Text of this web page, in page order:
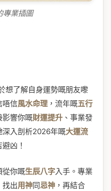
專業插圖
想了解自身運勢嘅朋友嚟
唔信風水命理，流年嘅五行
影響你嘅財運提升 、事業發
深入剖析2026年嘅大運流
凶！
從你嘅生辰八字入手。專業
找出用神同忌神 ，再結合